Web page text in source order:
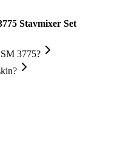
Stavmixer Set
3775?